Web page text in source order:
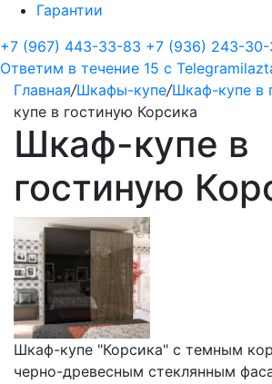
Гарантии
+7 (967) 443-33-83 +7 (936) 243-30-
Ответим в течение 15 с Telegram
Главная/Шкафы-купе/Шкаф-купе в
купе в гостиную Корсика
Шкаф-купе в
гостиную
Шкаф-купе "Корсика" с темным
черно-древесным стеклянным